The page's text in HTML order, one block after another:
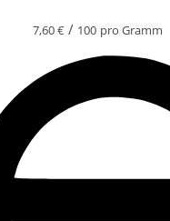
7,60€ / 100 pro Gramm